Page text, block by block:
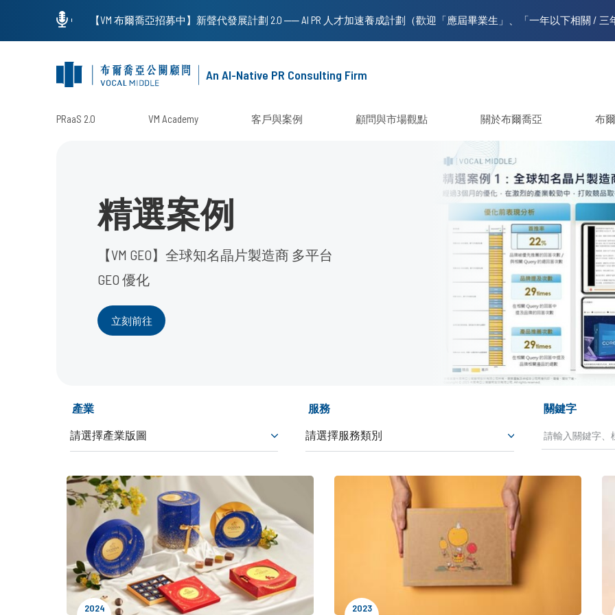
An AI-Native PR Consulting Firm
PRaaS 2.0 VM Academy 客戶與案例 顧問與市場觀點 關於布爾喬亞 布
精選案例
【VM GEO】全球知名晶片製造商 多平台
GEO 優化
立刻前往
產業 服務 關鍵字
2024 2023